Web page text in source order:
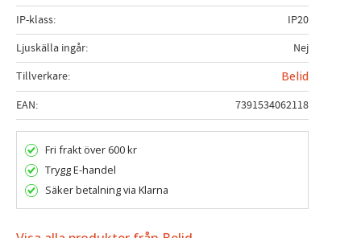
IP-klass
IP20
Ljuskälla ingår
Nej
Tillverkare
Belid
EAN
7391534062118
Fri frakt över 600 kr
Trygg E-handel
Säker betalning via Klarna